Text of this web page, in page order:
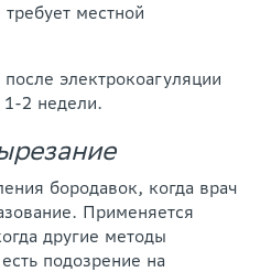
местной
электрокоагуляции
1-2 недели.
бородавок, когда врач
Применяется
другие методы
подозрение на